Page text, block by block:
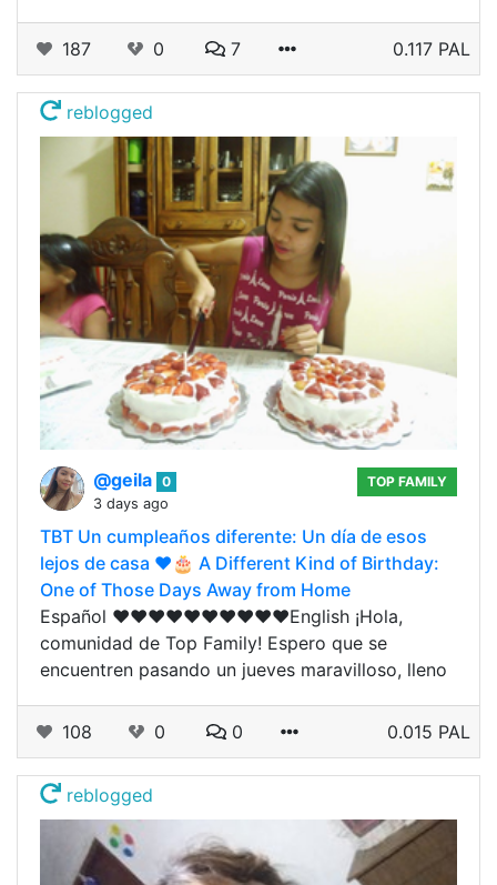
187 0 7 0.117 PAL
reblogged
@geila 0
3 days ago
TOP FAMILY
TBT Un cumpleaños diferente: Un día de esos
lejos de casa ❤️🎂 A Different Kind of Birthday:
One of Those Days Away from Home
Español ❤️❤️❤️❤️❤️❤️❤️❤️❤️❤️English ¡Hola,
comunidad de Top Family! Espero que se
encuentren pasando un jueves maravilloso, lleno
108 0 0 0.015 PAL
reblogged